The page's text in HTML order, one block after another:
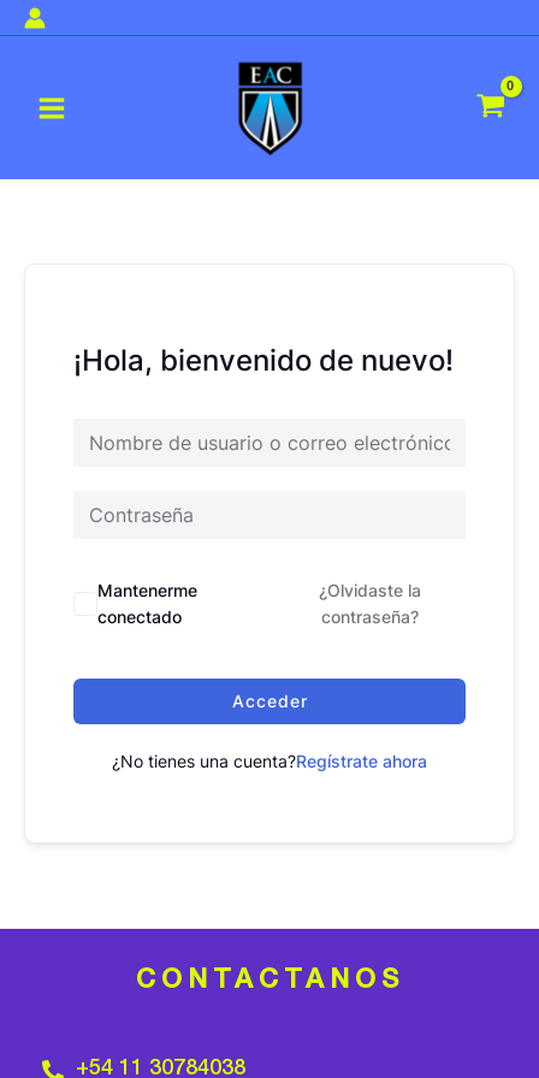
al
Menu
¡Hola, bienvenido de nuevo!
Mantenerme
conectado
¿Olvidaste la
contraseña?
Acceder
¿No tienes una cuenta?Regístrate ahora
CONTACTANOS
+54 11 30784038